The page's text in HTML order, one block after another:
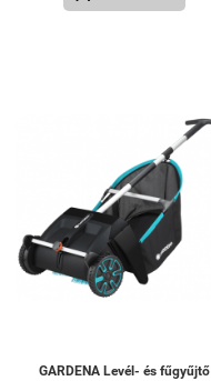
GARDENA Levél- és fűgyűjtő